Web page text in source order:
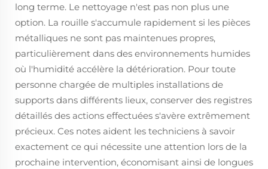
long terme. Le nettoyage n'est pas non plus une
option. La rouille s'accumule rapidement si les pièces
métalliques ne sont pas maintenues propres,
particulièrement dans des environnements humides
où l'humidité accélère la détérioration. Pour toute
personne chargée de multiples installations de
supports dans différents lieux, conserver des registres
détaillés des actions effectuées s'avère extrêmement
précieux. Ces notes aident les techniciens à savoir
exactement ce qui nécessite une attention lors de la
prochaine intervention, économisant ainsi de longues